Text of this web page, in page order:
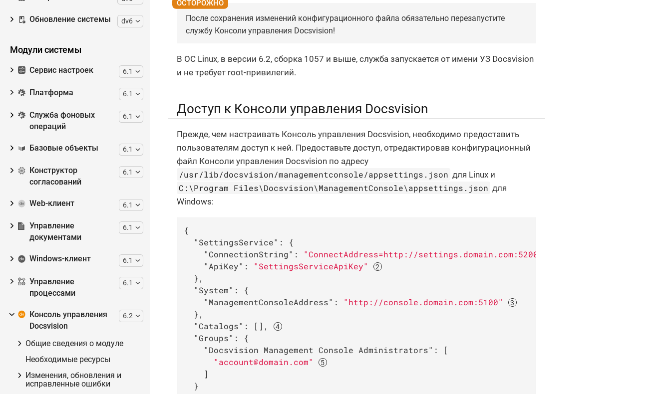
Обновление системы dv6
Модули системы
Сервис настроек 6.1
Платформа 6.1
Служба фоновых
операций
6.1
Базовые объекты 6.1
Конструктор
согласований
6.1
Web-клиент 6.1
Управление
документами
6.1
Windows-клиент 6.1
Управление
процессами
6.1
Консоль управления
Docsvision
6.2
Общие сведения о модуле
Необходимые ресурсы
Изменения, обновления и
исправленные ошибки
После сохранения изменений конфигурационного файла обязательно перезапустите
службу Консоли управления Docsvision!
В ОС Linux, в версии 6.2, сборка 1057 и выше, служба запускается от имени УЗ Docsvision
и не требует root-привилегий.
Доступ к Консоли управления Docsvision
Прежде, чем настраивать Консоль управления Docsvision, необходимо предоставить
пользователям доступ к ней. Предоставьте доступ, отредактировав конфигурационный
файл Консоли управления Docsvision по адресу
/usr/lib/docsvision/managementconsole/appsettings.json для Linux и
C:\Program Files\Docsvision\ManagementConsole\appsettings.json для
Windows:
{
"SettingsService" : {
"ConnectionString" : "ConnectAddress=http://settings.domain.com:5200/api"
"ApiKey" : "SettingsServiceApiKey"
  },
"System" : {
"ManagementConsoleAddress" : "http://console.domain.com:5100"
  },
"Catalogs" : [],
"Groups" : {
"Docsvision Management Console Administrators" : [
"account@domain.com"
    ]
  }